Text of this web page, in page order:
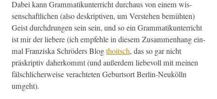
Dabei kann Gram­matikun­ter­richt dur­chaus von einem wis­
senschaftlichen (also deskrip­tiv­en, um Ver­ste­hen bemüht­en)
Geist durch­drun­gen sein sein, und so ein Gram­matikun­ter­richt
ist mir der liebere (ich empfehle in diesem Zusam­men­hang ein­
mal Franziska Schröders Blogthoitsch, das so gar nicht
präskrip­tiv daherkommt (und außer­dem liebevoll mit meinen
fälschlicher­weise ver­achteten Geburt­sort Berlin-Neukölln
umgeht).